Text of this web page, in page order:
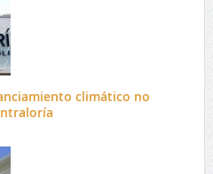
climático no